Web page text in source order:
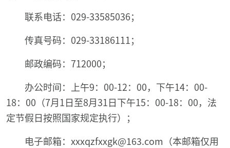
联系电话：029-33585036；
传真号码：029-33186111；
邮政编码：712000；
办公时间：上午9：00-12：00，下午14：00-
18：00（7月1日至8月31日下午15：00-18：00，法
定节假日按照国家规定执行）；
电子邮箱：xxxqzfxxgk@163.com （本邮箱仅用